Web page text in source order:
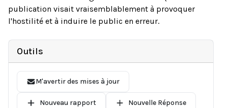
publication visait vraisemblablement à provoquer
l'hostilité et à induire le public en erreur.
Outils
M'avertir des mises à jour
Nouveau rapport Nouvelle Réponse